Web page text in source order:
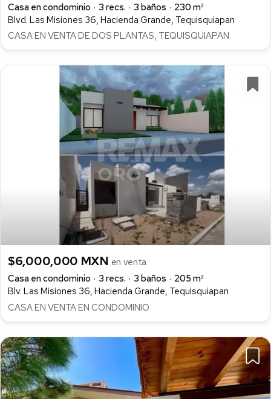
Casa en condominio
3 recs. 3 baños
230 m²
Blvd. Las Misiones 36, Hacienda Grande, Tequisquiapan
CASA EN VENTA DE DOS PLANTAS, TEQUISQUIAPAN
$6,000,000 MXN en venta
Casa en condominio
3 recs. 3 baños
205 m²
Blv. Las Misiones 36, Hacienda Grande, Tequisquiapan
CASA EN VENTA EN CONDOMINIO